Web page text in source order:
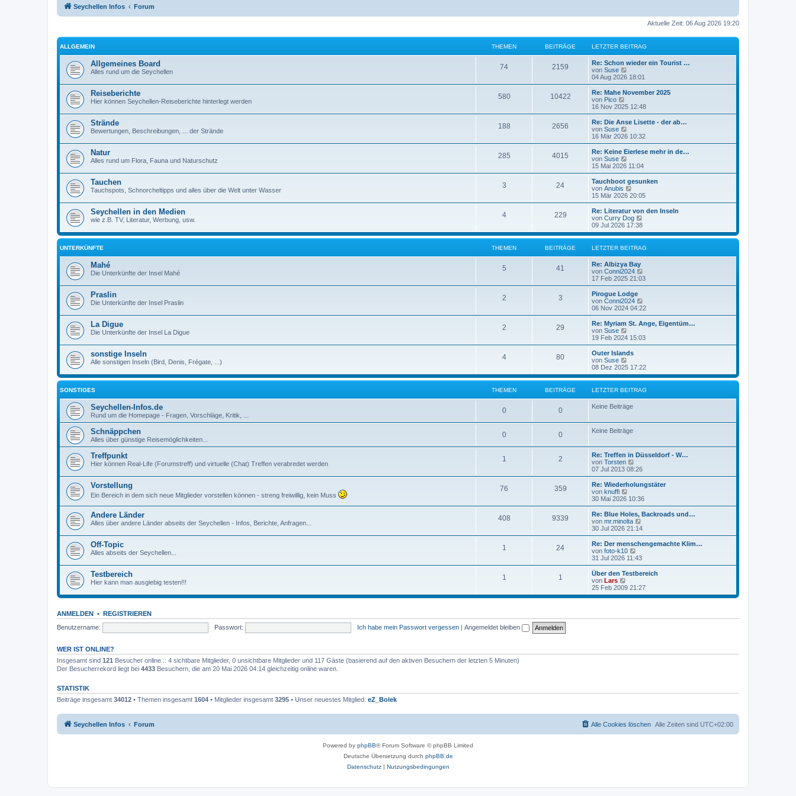
Seychellen Infos Forum
Aktuelle Zeit: 06 Aug 2026 19:20
ALLGEMEIN THEMEN BEITRÄGE LETZTER BEITRAG
Allgemeines Board
Alles rund um die Seychellen
74 2159
Re: Schon wieder ein Tourist …
von Suse
e
u
e
t
B
e
i
r
g
04 Aug 2026 18:01
Reiseberichte
Hier können Seychellen-Reiseberichte hinterlegt werden
580 10422
Re: Mahe November 2025
von Pico
e
u
e
s
t
r
B
e
i
r
a
g
16 Nov 2025 12:48
Strände
Bewertungen, Beschreibungen, ... der Strände
188 2656
Re: Die Anse Lisette - der ab…
von Suse
e
u
e
t
B
e
i
r
a
g
16 Mär 2026 10:32
Natur
Alles rund um Flora, Fauna und Naturschutz
285 4015
Re: Keine Eierlese mehr in de…
von Suse
e
u
e
s
t
B
e
i
t
a
g
15 Mai 2026 11:04
Tauchen
Tauchspots, Schnorcheltipps und alles über die Welt unter Wasser
3 24
Tauchboot gesunken
von Anubis
e
u
e
s
t
r
B
e
i
t
r
a
g
15 Mär 2026 20:05
Seychellen in den Medien
wie z.B. TV, Literatur, Werbung, usw.
4 229
Re: Literatur von den Inseln
von Curry Dog
u
e
s
e
i
a
g
09 Jul 2026 17:38
UNTERKÜNFTE THEMEN BEITRÄGE LETZTER BEITRAG
Mahé
Die Unterkünfte der Insel Mahé
5 41
Re: Albizya Bay
von Conni2024
e
u
t
B
e
i
g
17 Feb 2025 21:03
Praslin
Die Unterkünfte der Insel Praslin
2 3
Pirogue Lodge
von Conni2024
e
u
e
t
e
i
t
a
g
06 Nov 2024 04:22
La Digue
Die Unterkünfte der Insel La Digue
2 29
Re: Myriam St. Ange, Eigentüm…
von Suse
e
u
e
t
r
B
e
i
t
a
g
19 Feb 2024 15:03
sonstige Inseln
Alle sonstigen Inseln (Bird, Denis, Frégate, ...)
4 80
Outer Islands
von Suse
e
u
e
s
r
e
i
a
g
08 Dez 2025 17:22
SONSTIGES THEMEN BEITRÄGE LETZTER BEITRAG
Seychellen-Infos.de
Rund um die Homepage - Fragen, Vorschläge, Kritik, ...
0 0 Keine Beiträge
Schnäppchen
Alles über günstige Reisemöglichkeiten...
0 0 Keine Beiträge
Treffpunkt
Hier können Real-Life (Forumstreff) und virtuelle (Chat) Treffen verabredet werden
1 2
Re: Treffen in Düsseldorf - W…
von Torsten
e
u
e
t
B
e
i
r
a
g
07 Jul 2013 08:26
Vorstellung
Ein Bereich in dem sich neue Mitglieder vorstellen können - streng freiwillig, kein Muss
76 359
Re: Wiederholungstäter
von knuffi
e
u
e
s
t
B
e
i
r
g
30 Mai 2026 10:36
Andere Länder
Alles über andere Länder abseits der Seychellen - Infos, Berichte, Anfragen...
408 9339
Re: Blue Holes, Backroads und…
von mr.minolta
e
u
e
t
B
e
i
t
g
30 Jul 2026 21:14
Off-Topic
Alles abseits der Seychellen...
1 24
Re: Der menschengemachte Klim…
von foto-k10
e
u
e
t
r
i
31 Jul 2026 11:43
Testbereich
Hier kann man ausgiebig testen!!!
1 1
Über den Testbereich
von Lars
e
u
25 Feb 2009 21:27
ANMELDEN • REGISTRIEREN
Benutzername:
Passwort: Ich habe mein Passwort vergessen | Angemeldet bleiben
WER IST ONLINE?
Insgesamt sind 121 Besucher online :: 4 sichtbare Mitglieder, 0 unsichtbare Mitglieder und 117 Gäste (basierend auf den aktiven Besuchern der letzten 5 Minuten)
Der Besucherrekord liegt bei 4433 Besuchern, die am 20 Mai 2026 04:14 gleichzeitig online waren.
STATISTIK
Beiträge insgesamt 34012 • Themen insgesamt 1604 • Mitglieder insgesamt 3295 • Unser neuestes Mitglied: eZ_Bolek
Seychellen Infos Forum Alle Zeiten sind UTC+02:00
Alle Cookies löschen
Powered by phpBB® Forum Software © phpBB Limited
Deutsche Übersetzung durch phpBB.de
Datenschutz| Nutzungsbedingungen